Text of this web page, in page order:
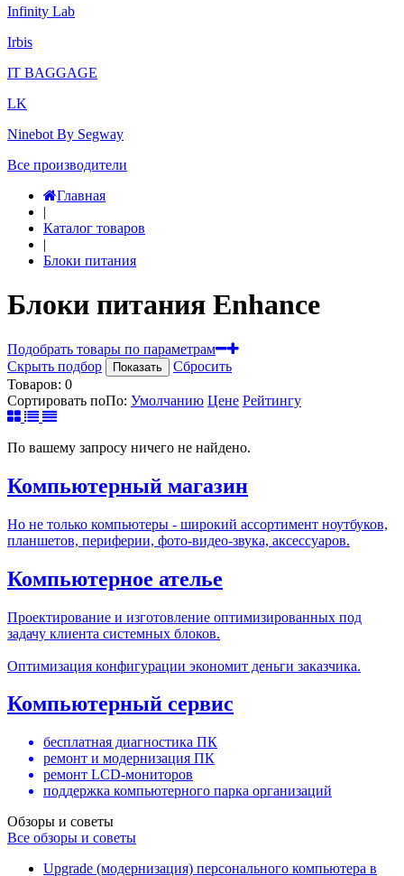
Infinity Lab
Irbis
IT BAGGAGE
LK
Ninebot By Segway
Все производители
Главная
|
Каталог товаров
|
Блоки питания
Блоки питания Enhance
Подобрать товары по параметрам
Скрыть подбор
Показать
Сбросить
Товаров: 0
Сортировать поПо: Умолчанию Цене Рейтингу
По вашему запросу ничего не найдено.
Компьютерный магазин
Но не только компьютеры - широкий ассортимент ноутбуков,
планшетов, периферии, фото-видео-звука, аксессуаров.
Компьютерное ателье
Проектирование и изготовление оптимизированных под
задачу клиента системных блоков.
Оптимизация конфигурации экономит деньги заказчика.
Компьютерный сервис
бесплатная диагностика ПК
ремонт и модернизация ПК
ремонт LCD-мониторов
поддержка компьютерного парка организаций
Обзоры и советы
Все обзоры и советы
Upgrade (модернизация) персонального компьютера в